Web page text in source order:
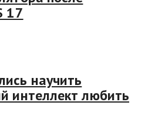
17
научить
интеллект любить